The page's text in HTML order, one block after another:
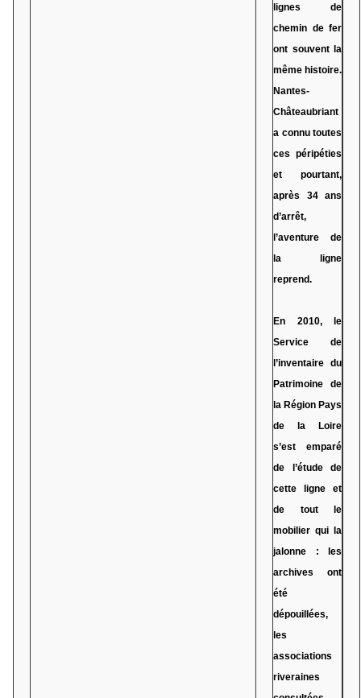
lignes de
chemin de fer
ont souvent la
même histoire.
Nantes-
Châteaubriant
a connu toutes
ces péripéties
et pourtant,
après 34 ans
d’arrêt,
l’aventure de
la ligne
reprend.
En 2010, le
Service de
l’inventaire du
Patrimoine de
la Région Pays
de la Loire
s’est emparé
de l’étude de
cette ligne et
de tout le
mobilier qui la
jalonne : les
archives ont
été
dépouillées,
les
associations
riveraines